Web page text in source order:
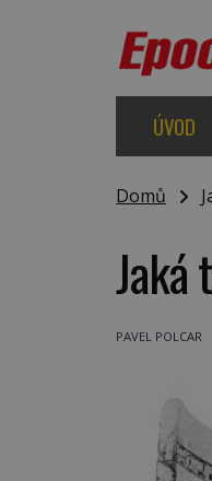
ÚVOD
Domů
Jaká
PAVEL POLCAR